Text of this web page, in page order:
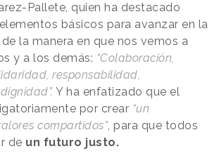
Pallete, quien ha destacado
básicos para avanzar en la
la manera en que nos vemos a
y a los demás: “Colaboración,
responsabilidad,
Y ha enfatizado que el
por crear “un
compartidos”, para que todos
de un futuro justo.